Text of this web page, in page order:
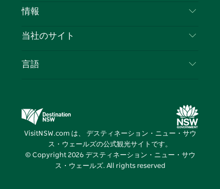
ッ
ト
クッキーに関する通知
目的地
イベント
情報
旅行情報
NSWでのビジネス
当社のサイト
デスティネーション・ニュー・サウス・ウェール
ズメディアセンター
ビビッド・シドニー
言語
VisitNSW.com は、 デスティネーション・ニュー・サウ
ス・ウェールズの公式観光サイトです。
© Copyright 2026 デスティネーション・ニュー・サウ
ス・ウェールズ. All rights reserved